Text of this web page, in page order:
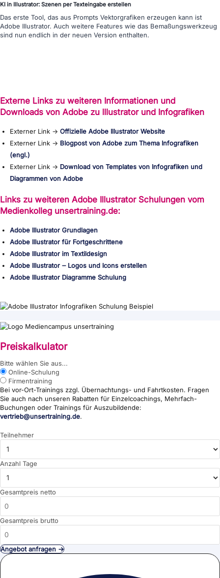
KI in Illustrator: Szenen per Texteingabe erstellen
Das erste Tool, das aus Prompts Vektorgrafiken erzeugen kann ist
Adobe Illustrator. Auch weitere Features wie das Bemaßungswerkzeug
sind nun endlich in der neuen Version enthalten.
Externe Links zu weiteren Informationen und
Downloads von Adobe zu lllustrator und Infografiken
Externer Link → Offizielle Adobe Illustrator Website
Externer Link → Blogpost von Adobe zum Thema Infografiken
(engl.)
Externer Link → Download von Templates von Infografiken und
Diagrammen von Adobe
Links zu weiteren Adobe Illustrator Schulungen vom
Medienkolleg unsertraining.de:
Adobe Illustrator Grundlagen
Adobe Illustrator für Fortgeschrittene
Adobe Illustrator im Textildesign
Adobe Illustrator ‒ Logos und Icons erstellen
Adobe Illustrator Diagramme Schulung
Preiskalkulator
Bitte wählen Sie aus...
Online-Schulung
Firmentraining
Bei vor-Ort-Trainings zzgl. Übernachtungs- und Fahrtkosten. Fragen
Sie auch nach unseren Rabatten für Einzelcoachings, Mehrfach-
Buchungen oder Trainings für Auszubildende:
vertrieb@unsertraining.de.
Teilnehmer
Anzahl Tage
Gesamtpreis netto
Gesamtpreis brutto
Angebot anfragen →